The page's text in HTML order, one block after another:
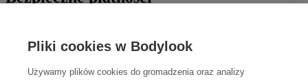
Pliki cookies w Bodylook
Używamy plików cookies do gromadzenia oraz analizy